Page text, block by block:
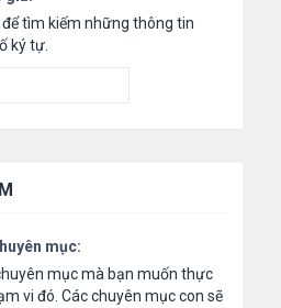
để tìm kiếm những thông tin
ký tự.
mục:
mục mà bạn muốn thực
vi đó. Các chuyên mục con sẽ